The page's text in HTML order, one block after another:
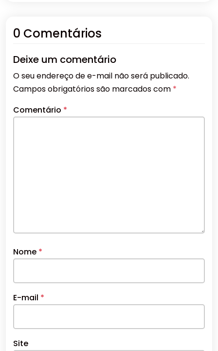
0 Comentários
Deixe um comentário
O seu endereço de e-mail não será publicado.
Campos obrigatórios são marcados com *
Comentário *
Nome *
E-mail *
Site